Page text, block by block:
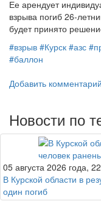
Ее арендует
взрыва погиб 26-
будет принято
#взрыв #Курск #азс
#баллон
Добавить комментарий
Новости по
05 августа 2026 года,
В Курской области в
один погиб